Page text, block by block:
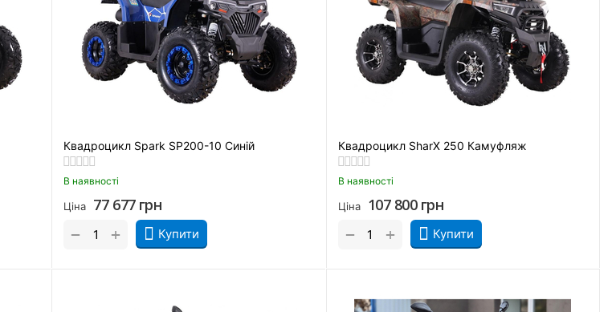
Квадроцикл Spark SP200-10 Синій
В наявності
Ціна 77 677 грн
Купити
+
−
Квадроцикл SharX 250 Камуфляж
В наявності
Ціна 107 800 грн
Купити
+
−